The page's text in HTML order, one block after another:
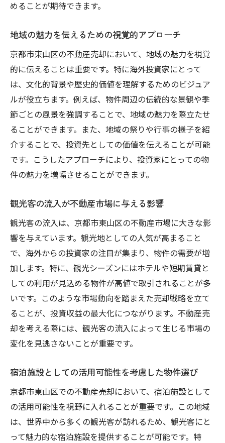
めることが期待できます。
地域の魅力を伝えるための視覚的アプローチ
京都市東山区の不動産売却において、地域の魅力を視覚
的に伝えることは重要です。特に海外投資家にとって
は、文化的背景や歴史的価値を理解するためのビジュア
ルが役立ちます。例えば、物件周辺の伝統的な景観や季
節ごとの風景を強調することで、地域の魅力を際立たせ
ることができます。また、地域の祭りや行事の様子を紹
介することで、投資先としての価値を伝えることが可能
です。こうしたアプローチにより、投資家にとっての物
件の魅力を増幅させることができます。
観光客の流入が不動産市場に与える影響
観光客の流入は、京都市東山区の不動産市場に大きな影
響を与えています。観光地としての人気が高まること
で、海外からの投資家の注目が集まり、物件の需要が増
加します。特に、観光シーズンにはホテルや短期賃貸と
しての利用が見込める物件が高値で取引されることが多
いです。このような市場動向を踏まえた売却戦略を立て
ることが、投資収益の最大化につながります。不動産売
却を考える際には、観光客の流入によって生じる市場の
変化を見逃さないことが重要です。
宿泊施設としての活用可能性を考慮した物件選び
京都市東山区での不動産売却において、宿泊施設として
の活用可能性を視野に入れることが重要です。この地域
は、世界中から多くの観光客が訪れるため、観光客にと
って魅力的な宿泊施設を提供することが可能です。特